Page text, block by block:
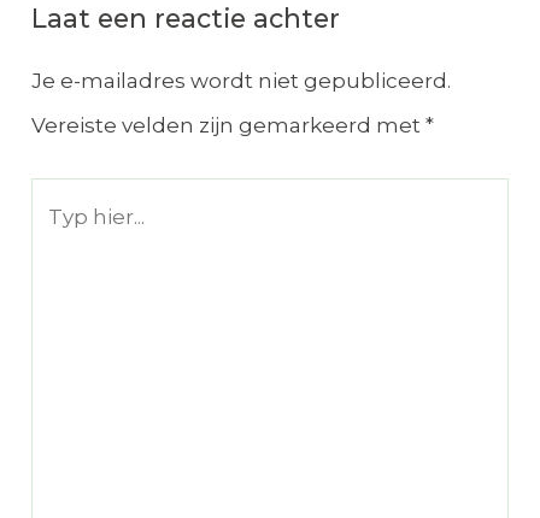
Laat een reactie achter
Je e-mailadres wordt niet gepubliceerd.
Vereiste velden zijn gemarkeerd met*